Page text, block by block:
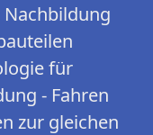
für
- Fahren
zur gleichen